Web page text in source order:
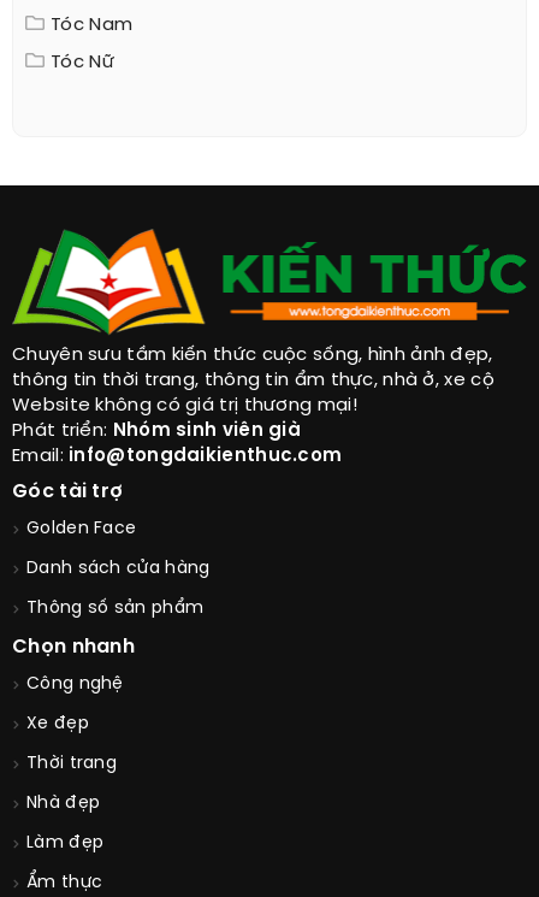
Tóc Nam
Tóc Nữ
Chuyên sưu tầm kiến thức cuộc sống, hình ảnh đẹp,
thông tin thời trang, thông tin ẩm thực, nhà ở, xe cộ
Website không có giá trị thương mại!
Phát triển: Nhóm sinh viên già
Email: info@tongdaikienthuc.com
Góc tài trợ
Golden Face
Danh sách cửa hàng
Thông số sản phẩm
Chọn nhanh
Công nghệ
Xe đẹp
Thời trang
Nhà đẹp
Làm đẹp
Ẩm thực